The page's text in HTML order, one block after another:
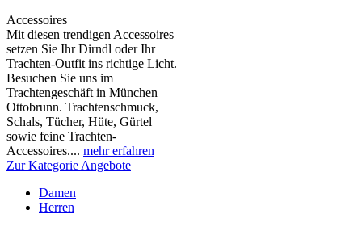
Accessoires
Mit diesen trendigen Accessoires
setzen Sie Ihr Dirndl oder Ihr
Trachten-Outfit ins richtige Licht.
Besuchen Sie uns im
Trachtengeschäft in München
Ottobrunn. Trachtenschmuck,
Schals, Tücher, Hüte, Gürtel
sowie feine Trachten-
Accessoires.... mehr erfahren
Zur Kategorie Angebote
Damen
Herren